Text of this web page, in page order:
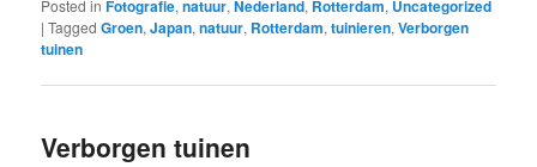
Posted in Fotografie,natuur,Nederland, Rotterdam, Uncategorized
|Tagged Groen,Japan,natuur, Rotterdam,tuinieren,Verborgen
tuinen
Verborgen tuinen